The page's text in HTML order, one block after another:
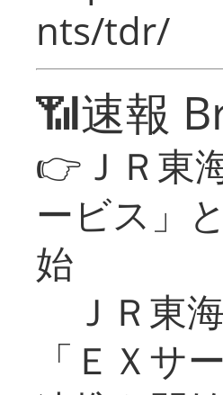
nts/tdr/
📶速報
👉ＪＲ東
ービス」
始
ＪＲ東
「ＥＸサ